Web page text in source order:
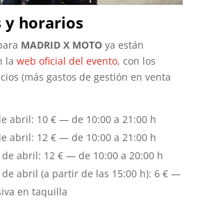
y horarios
MADRID X MOTOya están
la web oficial del evento, con los
(más gastos de gestión en venta
abril: 10 € — de 10:00 a 21:00 h
abril: 12 € — de 10:00 a 21:00 h
de abril: 12 € — de 10:00 a 20:00 h
de abril (a partir de las 15:00 h): 6 € —
en taquilla